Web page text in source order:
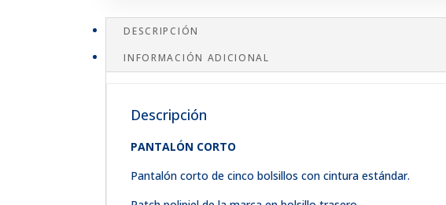
DESCRIPCIÓN
INFORMACIÓN ADICIONAL
Descripción
PANTALÓN CORTO
Pantalón corto de cinco bolsillos con cintura estándar.